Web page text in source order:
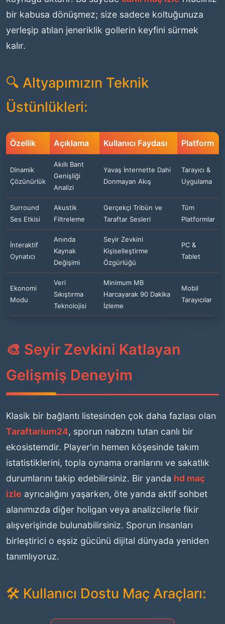
bir kabusa dönüşmez; size sadece koltuğunuza
yerleşip atılan jeneriklik gollerin keyfini sürmek
kalır.
🔍 Altyapımızın Teknik
Üstünlükleri:
Özellik Açıklama Kullanıcı Faydası Platform
Dinamik
Çözünürlük
Akıllı Bant
Genişliği
Analizi
Yavaş İnternette Dahi
Donmayan Akış
Tarayıcı &
Uygulama
Surround
Ses Etkisi
Akustik
Filtreleme
Gerçekçi Tribün ve
Taraftar Sesleri
Tüm
Platformlar
İnteraktif
Oynatıcı
Anında
Kaynak
Değişimi
Seyir Zevkini
Kişiselleştirme
Özgürlüğü
PC &
Tablet
Ekonomi
Modu
Veri
Sıkıştırma
Teknolojisi
Minimum MB
Harcayarak 90 Dakika
İzleme
Mobil
Tarayıcılar
🎨 Seyir Zevkini Katlayan
Gelişmiş Deneyim
Klasik bir bağlantı listesinden çok daha fazlası olan
Taraftarium24, sporun nabzını tutan canlı bir
ekosistemdir. Player'ın hemen köşesinde takım
istatistiklerini, topla oynama oranlarını ve sakatlık
durumlarını takip edebilirsiniz. Bir yanda hd maç
izle ayrıcalığını yaşarken, öte yanda aktif sohbet
alanımızda diğer holigan veya analizcilerle fikir
alışverişinde bulunabilirsiniz. Sporun insanları
birleştirici o eşsiz gücünü dijital dünyada yeniden
tanımlıyoruz.
🛠️ Kullanıcı Dostu Maç Araçları: